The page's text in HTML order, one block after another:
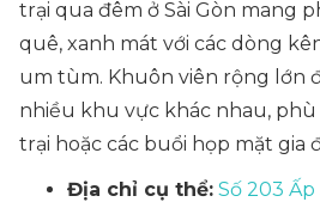
trại qua đêm ở Sài Gòn mang
quê, xanh mát với các dòng
um tùm. Khuôn viên rộng lớn
nhiều khu vực khác nhau,
trại hoặc các buổi họp mặt gia
Địa chỉ cụ thể: Số 203